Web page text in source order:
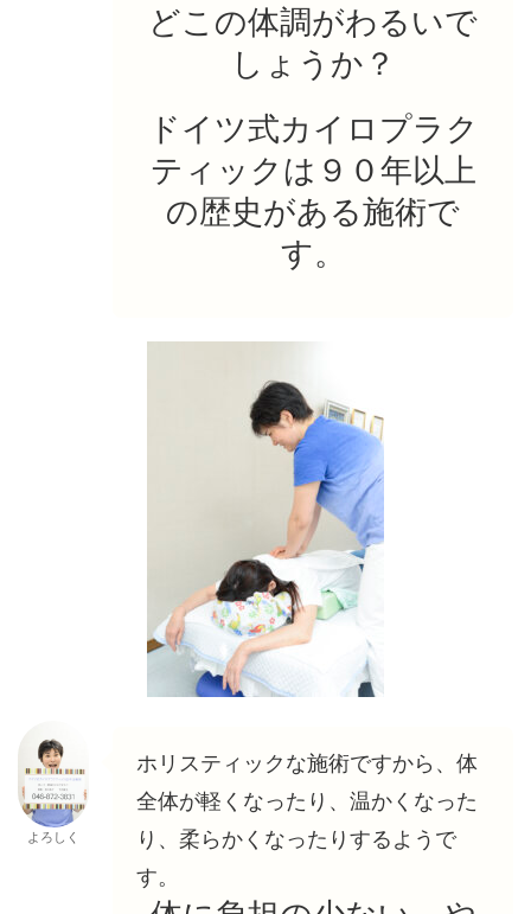
どこの体調がわるいで
しょうか？
ドイツ式カイロプラク
ティックは９０年以上
の歴史がある施術で
す。
よろしく
ホリスティックな施術ですから、体
全体が軽くなったり、温かくなった
り、柔らかくなったりするようで
す。